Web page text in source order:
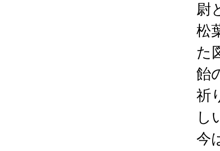
尉
松
た
飴
祈
し
今